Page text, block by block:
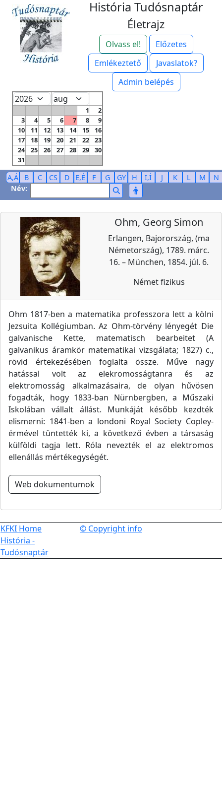
História Tudósnaptár
Életrajz
Olvass el!
Előzetes
Emlékeztető
Javaslatok?
Admin belépés
1
2
3
4 5 6 7 8
9
10
11 12 13 14 15
16
17
18 19 20 21 22
23
24
25 26 27 28 29
30
31
A,Á B C CS D E,É F G GY H I,Í J K L M
N
Név:
Ohm, Georg Simon
Erlangen, Bajorország, (ma
Németország), 1789. márc.
16. – München, 1854. júl. 6.
Német fizikus
Ohm 1817-ben a matematika professzora lett a kölni
Jezsuita Kollégiumban. Az Ohm-törvény lényegét Die
galvanische Kette, matematisch bearbeitet (A
galvanikus áramkör matematikai vizsgálata; 1827) c.,
rövid értekezésében foglalta össze. Műve nagy
hatással volt az elekromosságtanra és az
elektromosság alkalmazásaira, de olyan hűvösen
fogadták, hogy 1833-ban Nürnbergben, a Műszaki
Iskolában vállalt állást. Munkáját később kezdték
elismerni: 1841-ben a londoni Royal Society Copley-
érmével tüntették ki, a következő évben a társaság
külföldi tagja lett. Róla nevezték el az elektromos
ellenállás mértékegységét.
Web dokumentumok
KFKI Home
História -
Tudósnaptár
© Copyright info